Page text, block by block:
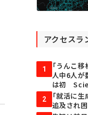
アクセスラ
1
「うんこ
人中6人
は初
2
「就活に
追及され